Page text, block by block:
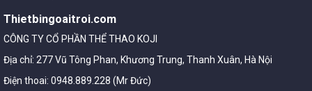
Thietbingoaitroi.com
CÔNG TY CỔ PHẦN THỂ THAO KOJI
Địa chỉ: 277 Vũ Tông Phan, Khương Trung, Thanh Xuân, Hà Nội
Điện thoai: 0948.889.228 (Mr Đức)